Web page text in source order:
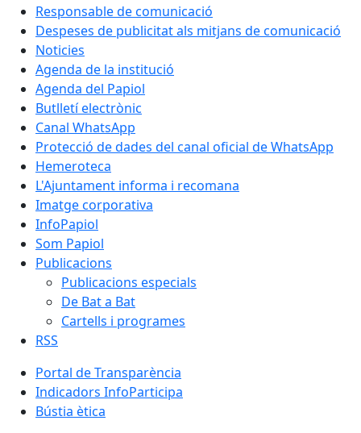
Responsable de comunicació
Despeses de publicitat als mitjans de comunicació
Noticies
Agenda de la institució
Agenda del Papiol
Butlletí electrònic
Canal WhatsApp
Protecció de dades del canal oficial de WhatsApp
Hemeroteca
L'Ajuntament informa i recomana
Imatge corporativa
InfoPapiol
Som Papiol
Publicacions
Publicacions especials
De Bat a Bat
Cartells i programes
RSS
Portal de Transparència
Indicadors InfoParticipa
Bústia ètica